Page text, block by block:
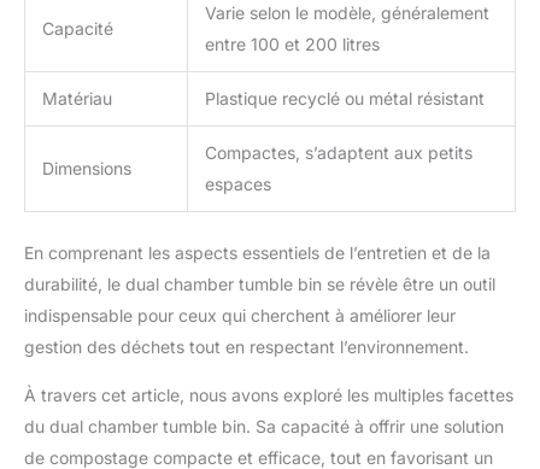
Capacité
Varie selon le modèle, généralement
entre 100 et 200 litres
Matériau Plastique recyclé ou métal résistant
Dimensions
Compactes, s’adaptent aux petits
espaces
En comprenant les aspects essentiels de l’entretien et de la
durabilité, le dual chamber tumble bin se révèle être un outil
indispensable pour ceux qui cherchent à améliorer leur
gestion des déchets tout en respectant l’environnement.
À travers cet article, nous avons exploré les multiples facettes
du dual chamber tumble bin. Sa capacité à offrir une solution
de compostage compacte et efficace, tout en favorisant un